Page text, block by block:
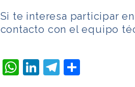
Si te interesa participar en
contacto con el equipo
WhatsApp
LinkedIn
Telegram